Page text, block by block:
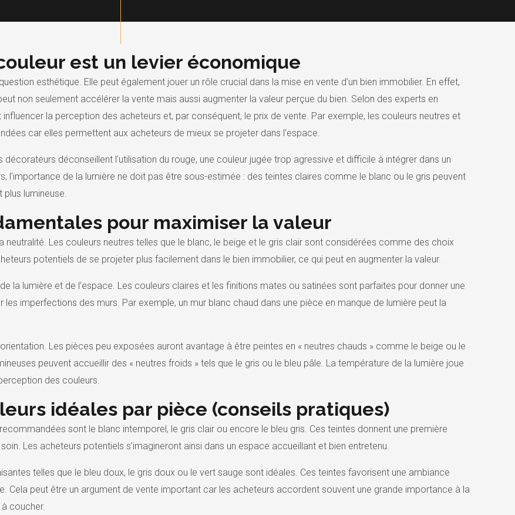
est un levier économique
esthétique. Elle peut également jouer un rôle crucial dans la mise en vente d’un bien immobilier. En effet,
non seulement accélérer la vente mais aussi augmenter la valeur perçue du bien. Selon des experts en
la perception des acheteurs et, par conséquent, le prix de vente. Par exemple, les couleurs neutres et
car elles permettent aux acheteurs de mieux se projeter dans l’espace.
déconseillent l’utilisation du rouge, une couleur jugée trop agressive et difficile à intégrer dans un
l’importance de la lumière ne doit pas être sous-estimée : des teintes claires comme le blanc ou le gris peuvent
lumineuse.
pour maximiser la valeur
neutralité. Les couleurs neutres telles que le blanc, le beige et le gris clair sont considérées comme des choix
potentiels de se projeter plus facilement dans le bien immobilier, ce qui peut en augmenter la valeur.
la lumière et de l’espace. Les couleurs claires et les finitions mates ou satinées sont parfaites pour donner une
les imperfections des murs. Par exemple, un mur blanc chaud dans une pièce en manque de lumière peut la
Les pièces peu exposées auront avantage à être peintes en « neutres chauds » comme le beige ou le
peuvent accueillir des « neutres froids » tels que le gris ou le bleu pâle. La température de la lumière joue
des couleurs.
idéales par pièce (conseils pratiques)
sont le blanc intemporel, le gris clair ou encore le bleu gris. Ces teintes donnent une première
Les acheteurs potentiels s’imagineront ainsi dans un espace accueillant et bien entretenu.
telles que le bleu doux, le gris doux ou le vert sauge sont idéales. Ces teintes favorisent une ambiance
Cela peut être un argument de vente important car les acheteurs accordent souvent une grande importance à la
coucher.